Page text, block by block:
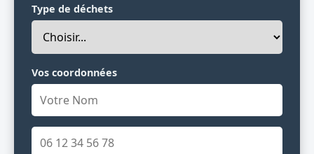
Type de déchets
Vos coordonnées